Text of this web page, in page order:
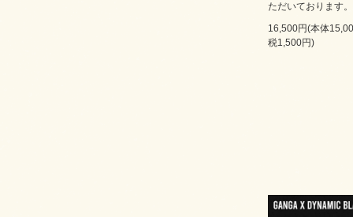
ただいております。
16,500円(本体
税1,500円)